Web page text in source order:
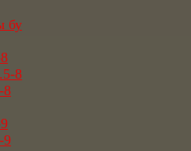
бу
8
8
9